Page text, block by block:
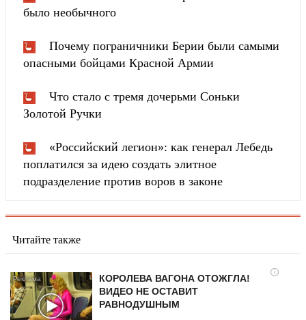
было необычного
Почему пограничники Берии были самыми
опасными бойцами Красной Армии
Что стало с тремя дочерьми Соньки
Золотой Ручки
«Российский легион»: как генерал Лебедь
поплатился за идею создать элитное
подразделение против воров в законе
Читайте также
i
КОРОЛЕВА ВАГОНА ОТОЖГЛА!
ВИДЕО НЕ ОСТАВИТ
РАВНОДУШНЫМ